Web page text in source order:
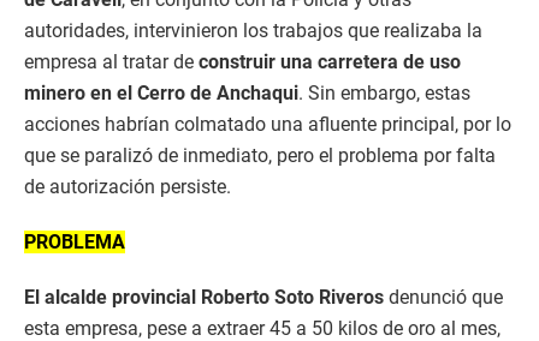
autoridades, intervinieron los trabajos que realizaba la
empresa al tratar de construir una carretera de uso
minero en el Cerro de Anchaqui. Sin embargo, estas
acciones habrían colmatado una afluente principal, por lo
que se paralizó de inmediato, pero el problema por falta
de autorización persiste.
PROBLEMA
El alcalde provincial Roberto Soto Riveros denunció que
esta empresa, pese a extraer 45 a 50 kilos de oro al mes,